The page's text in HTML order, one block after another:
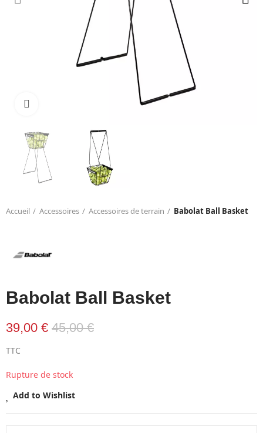
Accueil Accessoires Accessoires de terrain Babolat Ball Basket
Babolat Ball Basket
39,00 € 45,00 €
TTC
Rupture de stock
Add to Wishlist